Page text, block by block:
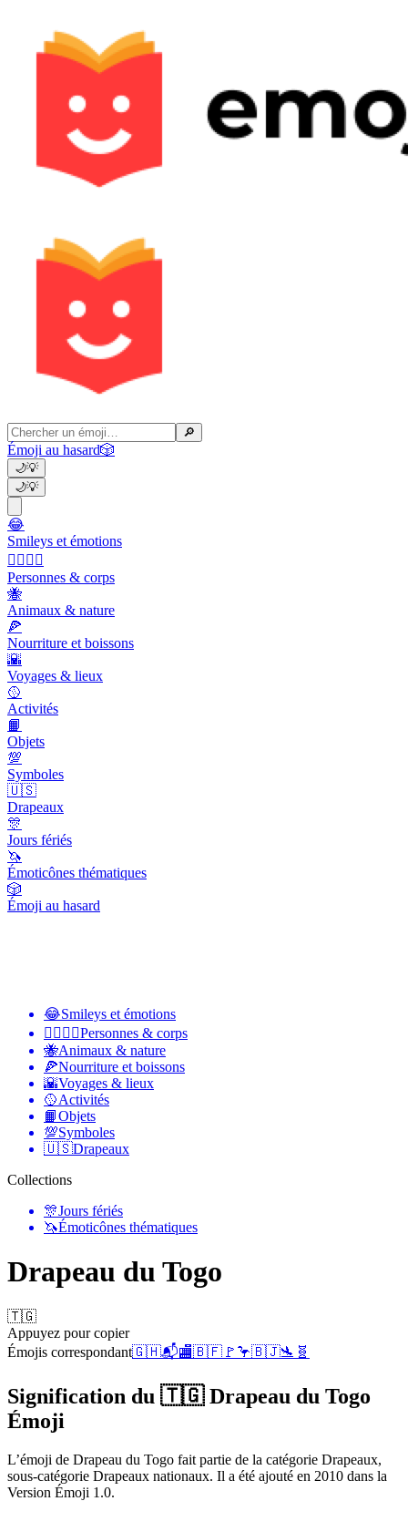
🔎
Émoji au hasard🎲
🌙💡
🌙💡
😂
Smileys et émotions
👩‍❤️‍💋‍👨
Personnes & corps
🐝
Animaux & nature
🍕
Nourriture et boissons
🌇
Voyages & lieux
🥎
Activités
📙
Objets
💯
Symboles
🇺🇸
Drapeaux
🎊
Jours fériés
🦄
Émoticônes thématiques
🎲
Émoji au hasard
😂Smileys et émotions
👩‍❤️‍💋‍👨Personnes & corps
🐝Animaux & nature
🍕Nourriture et boissons
🌇Voyages & lieux
🥎Activités
📙Objets
💯Symboles
🇺🇸Drapeaux
Collections
🎊Jours fériés
🦄Émoticônes thématiques
Drapeau du Togo
🇹🇬
Appuyez pour copier
Émojis correspondant🇬🇭📬🏬🇧🇫 🚩 🦩🇧🇯🛬 🧬
Signification du 🇹🇬 Drapeau du Togo
Émoji
L’émoji de Drapeau du Togo fait partie de la catégorie Drapeaux,
sous-catégorie Drapeaux nationaux. Il a été ajouté en 2010 dans la
Version Émoji 1.0.